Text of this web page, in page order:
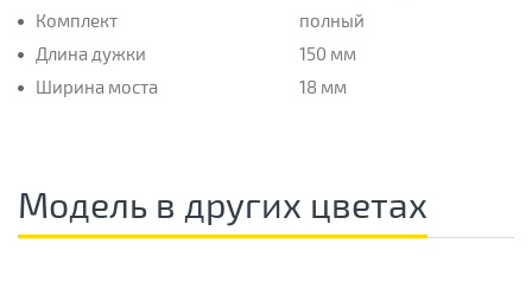
Комплект
полный
Длина дужки
150 мм
Ширина моста
18 мм
Модель в других цветах